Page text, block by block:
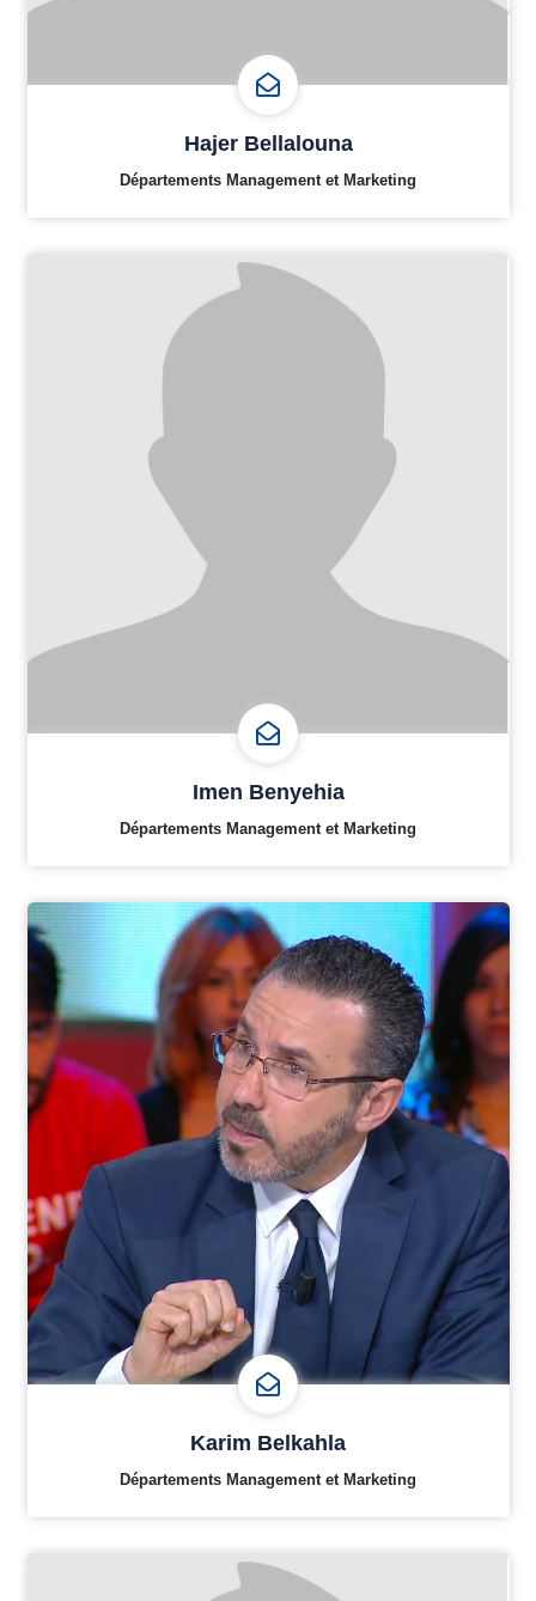
Hajer Bellalouna
Départements Management et Marketing
Imen Benyehia
Départements Management et Marketing
Karim Belkahla
Départements Management et Marketing